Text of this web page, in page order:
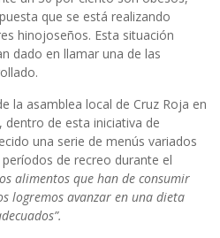
que se está realizando
hinojoseños. Esta situación
dado en llamar una de las
la asamblea local de Cruz Roja en
dentro de esta iniciativa de
una serie de menús variados
de recreo durante el
alimentos que han de consumir
logremos avanzar en una dieta